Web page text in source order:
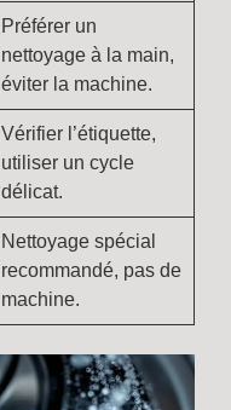
Préférer un
nettoyage à la main,
éviter la machine.
Vérifier l’étiquette,
utiliser un cycle
délicat.
Nettoyage spécial
recommandé, pas de
machine.